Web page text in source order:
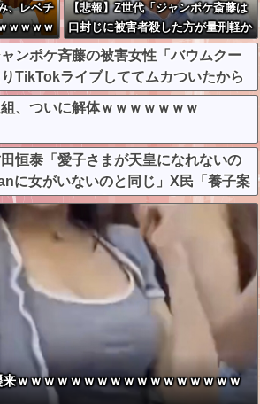
、レベチ
ｗｗｗｗ
【悲報】Z世代「ジャンポケ斎藤は
口封じに被害者殺した方が量刑軽か
っただろ????」←1万いいね❤️
ャンポケ斉藤の被害女性「バウムクー
TikTokライブしててムカついたから
った」←コレってさ…
、ついに解体ｗｗｗｗｗｗｗ
田恒泰「愛子さまが天皇になれないの
に女がいないのと同じ」X民「養子案
に竹田恒泰が入るようなもの」
来ｗｗｗｗｗｗｗｗｗｗｗｗｗｗｗｗｗ